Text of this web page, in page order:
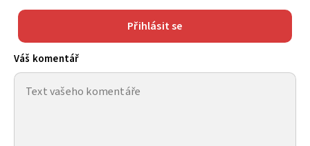
Přihlásit se
Váš komentář